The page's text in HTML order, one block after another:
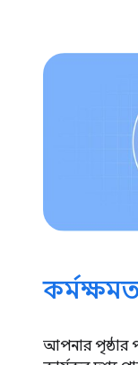
আপনার পৃষ্ঠার